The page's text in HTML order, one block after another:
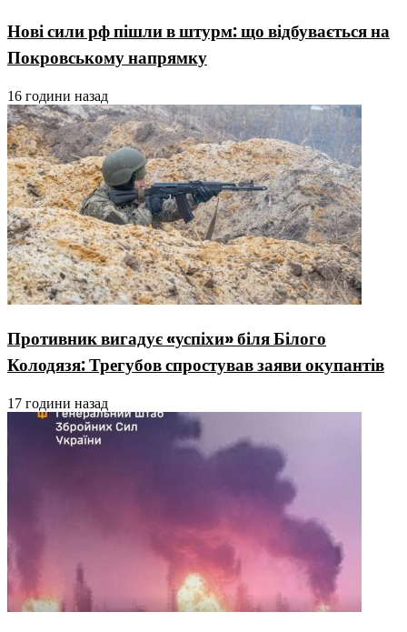
Нові сили рф пішли в штурм: що відбувається на
Покровському напрямку
16 години назад
Противник вигадує «успіхи» біля Білого
Колодязя: Трегубов спростував заяви окупантів
17 години назад